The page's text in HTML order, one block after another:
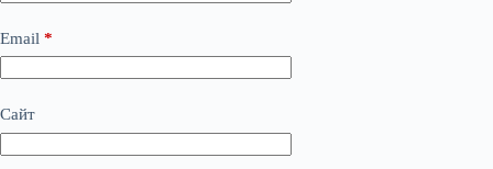
Email *
Сайт